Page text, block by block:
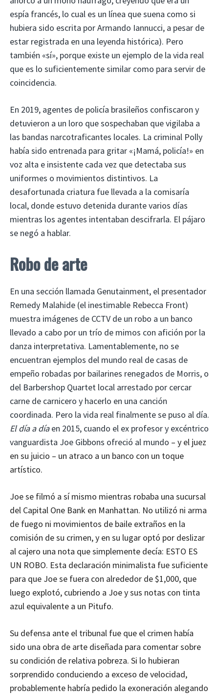
espía francés, lo cual es un línea que suena como si
hubiera sido escrita por Armando Iannucci, a pesar de
estar registrada en una leyenda histórica). Pero
también «sí», porque existe un ejemplo de la vida real
que es lo suficientemente similar como para servir de
coincidencia.
En 2019, agentes de policía brasileños confiscaron y
detuvieron a un loro que sospechaban que vigilaba a
las bandas narcotraficantes locales. La criminal Polly
había sido entrenada para gritar «¡Mamá, policía!» en
voz alta e insistente cada vez que detectaba sus
uniformes o movimientos distintivos. La
desafortunada criatura fue llevada a la comisaría
local, donde estuvo detenida durante varios días
mientras los agentes intentaban descifrarla. El pájaro
se negó a hablar.
Robo de arte
En una sección llamada Genutainment, el presentador
Remedy Malahide (el inestimable Rebecca Front)
muestra imágenes de CCTV de un robo a un banco
llevado a cabo por un trío de mimos con afición por la
danza interpretativa. Lamentablemente, no se
encuentran ejemplos del mundo real de casas de
empeño robadas por bailarines renegados de Morris, o
del Barbershop Quartet local arrestado por cercar
carne de carnicero y hacerlo en una canción
coordinada. Pero la vida real finalmente se puso al día.
El día a díaen 2015, cuando el ex profesor y excéntrico
vanguardista Joe Gibbons ofreció al mundo – y el juez
en su juicio – un atraco a un banco con un toque
artístico.
Joe se filmó a sí mismo mientras robaba una sucursal
del Capital One Bank en Manhattan. No utilizó ni arma
de fuego ni movimientos de baile extraños en la
comisión de su crimen, y en su lugar optó por deslizar
al cajero una nota que simplemente decía: ESTO ES
UN ROBO. Esta declaración minimalista fue suficiente
para que Joe se fuera con alrededor de $1,000, que
luego explotó, cubriendo a Joe y sus notas con tinta
azul equivalente a un Pitufo.
Su defensa ante el tribunal fue que el crimen había
sido una obra de arte diseñada para comentar sobre
su condición de relativa pobreza. Si lo hubieran
sorprendido conduciendo a exceso de velocidad,
probablemente habría pedido la exoneración alegando